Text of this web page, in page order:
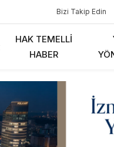
Bizi Takip Edin
HAK TEMELLI
HABER